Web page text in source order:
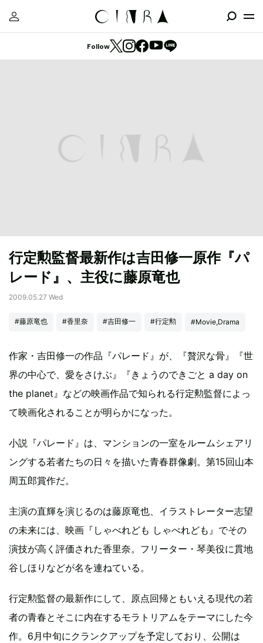
Follow
行定勲監督最新作は吉田修一原作『パ
レード』、主役に藤原竜也
2009.05.27 Wed
#藤原竜也 #香里奈 #吉田修一 #行定勲 #Movie,Drama
作家・吉田修一の作品『パレード』が、『贅沢な骨』『世
界の中心で、愛をさけぶ』『きょうのできごと a day on
the planet』などの映画作品で知られる行定勲監督によっ
て映画化されることが明らかになった。
小説『パレード』は、マンションの一室をルームシェアリ
ングする若者たちの日々を描いた青春群像劇。第15回山本
周五郎賞作だ。
主演の直輝を演じるのは藤原竜也、イラストレーター志望
の未来には、映画『しゃべれども しゃべれども』でその
演技が高く評価された香里奈。フリーター・琴美役に貫地
谷しほりなどが名を連ねている。
行定勲監督の最新作にして、原点回帰ともいえる現代の若
者の青春とそこに内在するモラトリアムをテーマにした今
作。6月中旬にクランクアップを予定しており、公開は